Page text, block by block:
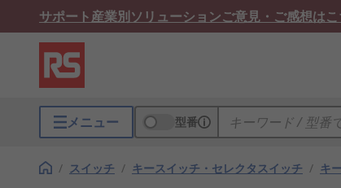
サポート産業別ソリューションご意見・ご感想はこ
メニュー 型番
/ スイッチ / キースイッチ・セレクタスイッチ / キ